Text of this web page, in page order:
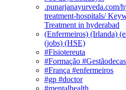
.punarjanayurveda.com/
treatment-hospitals/
Treatment in hyderabad
(Enfermeiros) (Irlanda)
(jobs) (HSE)
#Fisiotereuta
#Formação
#França #enfermeiros
#gp #doctor
#mentalhealth